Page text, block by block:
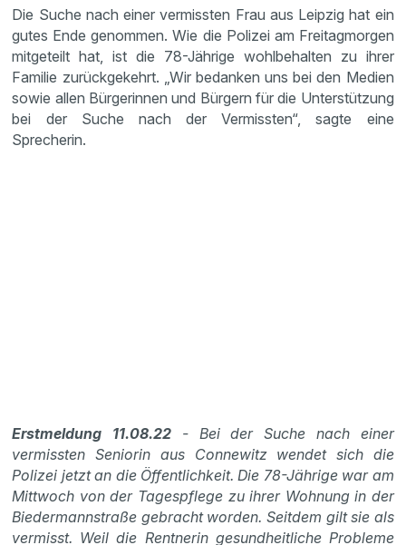
Die Suche nach einer vermissten Frau aus Leipzig hat ein
gutes Ende genommen. Wie die Polizei am Freitagmorgen
mitgeteilt hat, ist die 78-Jährige wohlbehalten zu ihrer
Familie zurückgekehrt. „Wir bedanken uns bei den Medien
sowie allen Bürgerinnen und Bürgern für die Unterstützung
bei der Suche nach der Vermissten“, sagte eine
Sprecherin.
Erstmeldung 11.08.22 - Bei der Suche nach einer
vermissten Seniorin aus Connewitz wendet sich die
Polizei jetzt an die Öffentlichkeit. Die 78-Jährige war am
Mittwoch von der Tagespflege zu ihrer Wohnung in der
Biedermannstraße gebracht worden. Seitdem gilt sie als
vermisst. Weil die Rentnerin gesundheitliche Probleme